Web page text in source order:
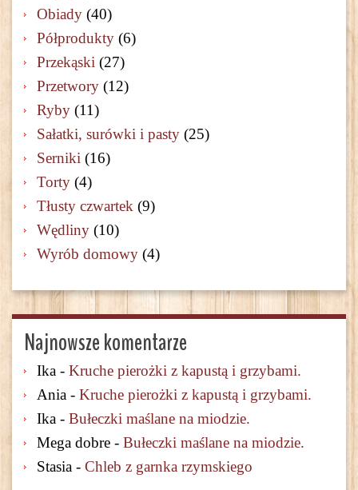
Obiady (40)
Półprodukty (6)
Przekąski (27)
Przetwory (12)
Ryby (11)
Sałatki, surówki i pasty (25)
Serniki (16)
Torty (4)
Tłusty czwartek (9)
Wędliny (10)
Wyrób domowy (4)
Najnowsze komentarze
Ika - Kruche pierożki z kapustą i grzybami.
Ania - Kruche pierożki z kapustą i grzybami.
Ika - Bułeczki maślane na miodzie.
Mega dobre - Bułeczki maślane na miodzie.
Stasia - Chleb z garnka rzymskiego